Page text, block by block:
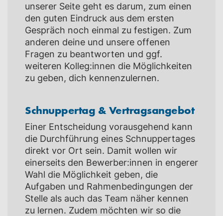
unserer Seite geht es darum, zum einen
den guten Eindruck aus dem ersten
Gespräch noch einmal zu festigen. Zum
anderen deine und unsere offenen
Fragen zu beantworten und ggf.
weiteren Kolleg:innen die Möglichkeiten
zu geben, dich kennenzulernen.
Schnuppertag & Vertragsangebot
Einer Entscheidung vorausgehend kann
die Durchführung eines Schnuppertages
direkt vor Ort sein. Damit wollen wir
einerseits den Bewerber:innen in engerer
Wahl die Möglichkeit geben, die
Aufgaben und Rahmenbedingungen der
Stelle als auch das Team näher kennen
zu lernen. Zudem möchten wir so die